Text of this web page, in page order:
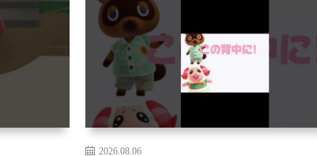
2026.08.06